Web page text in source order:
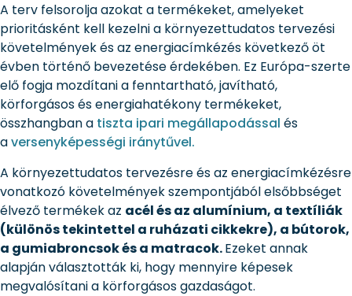
A terv felsorolja azokat a termékeket, amelyeket
prioritásként kell kezelni a környezettudatos tervezési
követelmények és az energiacímkézés következő öt
évben történő bevezetése érdekében. Ez Európa-szerte
elő fogja mozdítani a fenntartható, javítható,
körforgásos és energiahatékony termékeket,
összhangban a tiszta ipari megállapodással és
aversenyképességi iránytűvel.
A környezettudatos tervezésre és az energiacímkézésre
vonatkozó követelmények szempontjából elsőbbséget
élvező termékek az acél és az alumínium, a textíliák
(különös tekintettel a ruházati cikkekre), a bútorok,
a gumiabroncsok és a matracok.Ezeket annak
alapján választották ki, hogy mennyire képesek
megvalósítani a körforgásos gazdaságot.